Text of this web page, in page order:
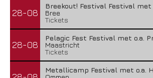
28-08
Breekout! Festival Festival met
Bree
Tickets
28-08
Pelagic Fest Festival met o.a.
Maastricht
Tickets
Metallicamp Festival met o.a.